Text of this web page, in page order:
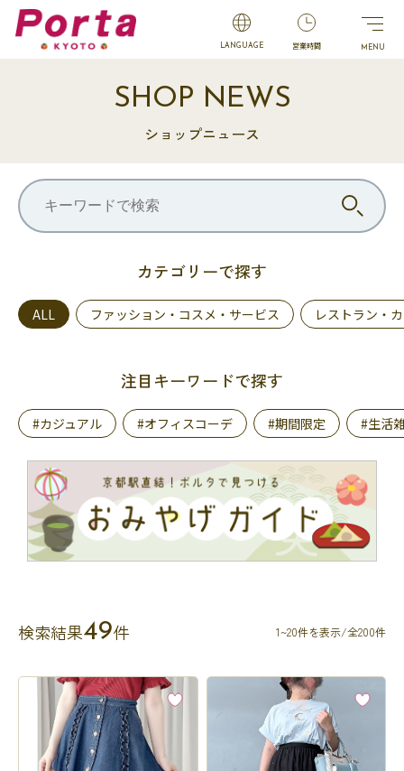
LANGUAGE 営業時間
SHOP NEWS
ショップニュース
カテゴリーで探す
ALL ファッション・コスメ・サービス レストラン・
注目キーワードで探す
#カジュアル #オフィスコーデ #期間限定 #生活
検索結果49件 1~20件を表示/全200件